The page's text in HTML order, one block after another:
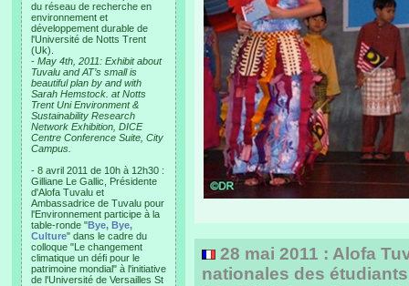
du réseau de recherche en
environnement et
développement durable de
l'Université de Notts Trent
(Uk).
- May 4th, 2011: Exhibit about
Tuvalu and AT’s small is
beautiful plan by and with
Sarah Hemstock. at Notts
Trent Uni Environment &
Sustainability Research
Network Exhibition, DICE
Centre Conference Suite, City
Campus.
- 8 avril 2011 de 10h à 12h30 :
Gilliane Le Gallic, Présidente
d'Alofa Tuvalu et
Ambassadrice de Tuvalu pour
l'Environnement participe à la
table-ronde "Bye, Bye,
Culture" dans le cadre du
colloque "Le changement
climatique un défi pour le
patrimoine mondial" à l'initiative
de l'Université de Versailles St
28 mai 2011 : Alofa
nationales des